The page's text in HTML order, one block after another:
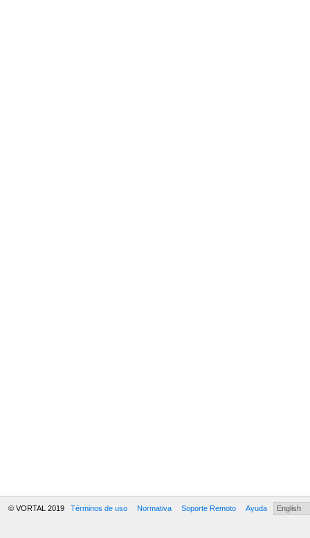
© VORTAL 2019 Términos de uso Normativa Soporte Remoto Ayuda